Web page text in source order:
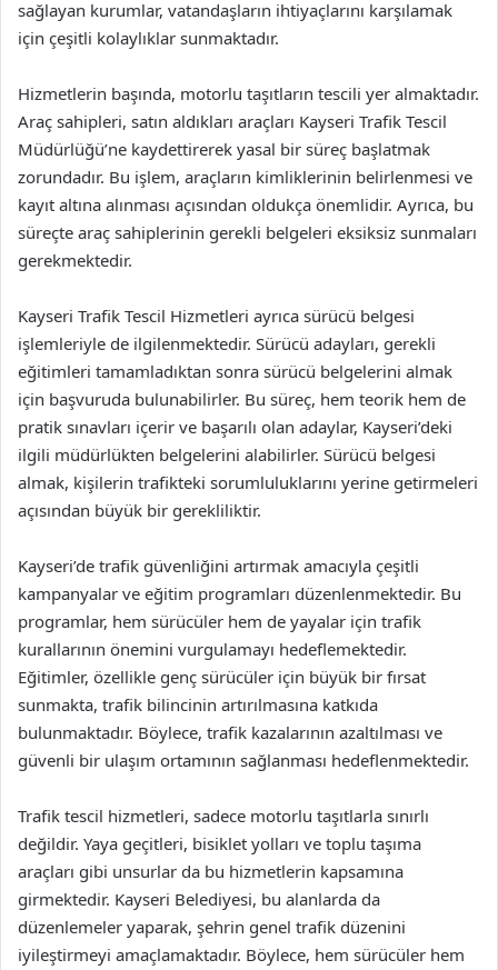
sağlayan kurumlar, vatandaşların ihtiyaçlarını karşılamak
için çeşitli kolaylıklar sunmaktadır.
Hizmetlerin başında, motorlu taşıtların tescili yer almaktadır.
Araç sahipleri, satın aldıkları araçları Kayseri Trafik Tescil
Müdürlüğü’ne kaydettirerek yasal bir süreç başlatmak
zorundadır. Bu işlem, araçların kimliklerinin belirlenmesi ve
kayıt altına alınması açısından oldukça önemlidir. Ayrıca, bu
süreçte araç sahiplerinin gerekli belgeleri eksiksiz sunmaları
gerekmektedir.
Kayseri Trafik Tescil Hizmetleri ayrıca sürücü belgesi
işlemleriyle de ilgilenmektedir. Sürücü adayları, gerekli
eğitimleri tamamladıktan sonra sürücü belgelerini almak
için başvuruda bulunabilirler. Bu süreç, hem teorik hem de
pratik sınavları içerir ve başarılı olan adaylar, Kayseri’deki
ilgili müdürlükten belgelerini alabilirler. Sürücü belgesi
almak, kişilerin trafikteki sorumluluklarını yerine getirmeleri
açısından büyük bir gerekliliktir.
Kayseri’de trafik güvenliğini artırmak amacıyla çeşitli
kampanyalar ve eğitim programları düzenlenmektedir. Bu
programlar, hem sürücüler hem de yayalar için trafik
kurallarının önemini vurgulamayı hedeflemektedir.
Eğitimler, özellikle genç sürücüler için büyük bir fırsat
sunmakta, trafik bilincinin artırılmasına katkıda
bulunmaktadır. Böylece, trafik kazalarının azaltılması ve
güvenli bir ulaşım ortamının sağlanması hedeflenmektedir.
Trafik tescil hizmetleri, sadece motorlu taşıtlarla sınırlı
değildir. Yaya geçitleri, bisiklet yolları ve toplu taşıma
araçları gibi unsurlar da bu hizmetlerin kapsamına
girmektedir. Kayseri Belediyesi, bu alanlarda da
düzenlemeler yaparak, şehrin genel trafik düzenini
iyileştirmeyi amaçlamaktadır. Böylece, hem sürücüler hem